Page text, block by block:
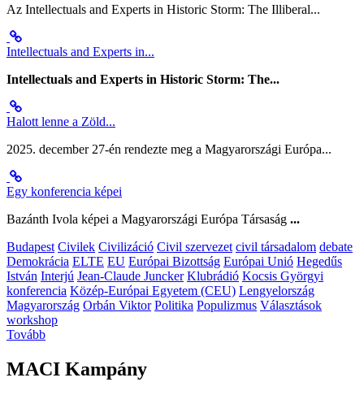
Az Intellectuals and Experts in Historic Storm: The Illiberal...
Intellectuals and Experts in...
Intellectuals and Experts in Historic Storm: The...
Halott lenne a Zöld...
2025. december 27-én rendezte meg a Magyarországi Európa...
Egy konferencia képei
Bazánth Ivola képei a Magyarországi Európa Társaság ...
Budapest Civilek Civilizáció Civil szervezet civil társadalom debate
Demokrácia ELTE EU Európai Bizottság Európai Unió Hegedűs
István Interjú Jean-Claude Juncker Klubrádió Kocsis Györgyi
konferencia Közép-Európai Egyetem (CEU) Lengyelország
Magyarország Orbán Viktor Politika Populizmus Választások
workshop
Tovább
MACI Kampány